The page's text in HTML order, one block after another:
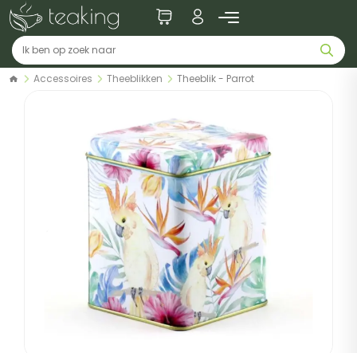
Accessoires Theeblikken Theeblik - Parrot